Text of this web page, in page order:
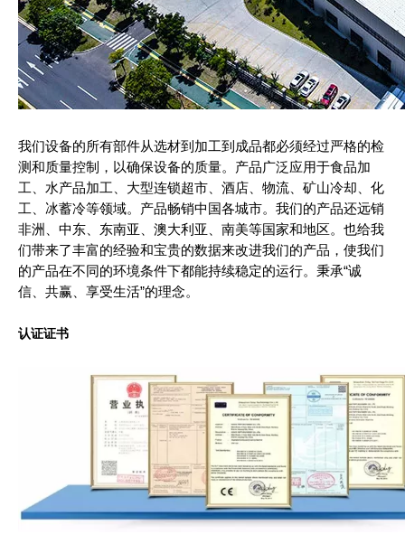
我们设备的所有部件从选材到加工到成品都必须经过严格的检
测和质量控制，以确保设备的质量。产品广泛应用于食品加
工、水产品加工、大型连锁超市、酒店、物流、矿山冷却、化
工、冰蓄冷等领域。产品畅销中国各城市。我们的产品还远销
非洲、中东、东南亚、澳大利亚、南美等国家和地区。也给我
们带来了丰富的经验和宝贵的数据来改进我们的产品，使我们
的产品在不同的环境条件下都能持续稳定的运行。秉承“诚
信、共赢、享受生活”的理念。
认证证书